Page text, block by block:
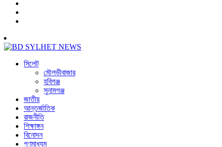
সিলেট
মৌলভীবাজার
হবিগঞ্জ
সুনামগঞ্জ
জাতীয়
আন্তর্জাতিক
রাজনীতি
শিক্ষাঙ্গন
বিনোদন
গণমাধ্যম